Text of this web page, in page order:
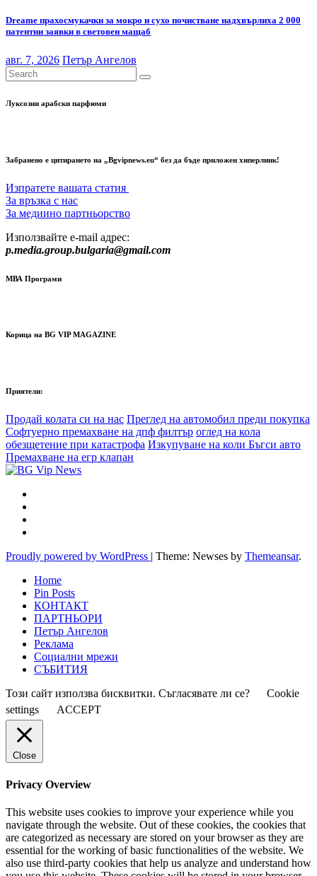
Dreame прахосмукачки за мокро и сухо почистване надхвърлиха 2 000
патентни заявки в световен мащаб
авг. 7, 2026 Петър Ангелов
Луксозни арабски парфюми
Забранено е цитирането на „Bgvipnews.eu“ без да бъде приложен хиперлинк!
Изпратете вашата статия
За връзка с нас
За медиино партньорство
Използвайте e-mail адрес:
p.media.group.bulgaria@gmail.com
МВА Програми
Корица на BG VIP MAGAZINE
Приятели:
Продай колата си на нас Преглед на автомобил преди покупка
Софтуерно премахване на дпф филтър оглед на кола
обезщетение при катастрофа Изкупуване на коли Бъгси авто
Премахване на егр клапан
Proudly powered by WordPress | Theme: Newses by Themeansar.
Home
Pin Posts
КОНТАКТ
ПАРТНЬОРИ
Петър Ангелов
Реклама
Социални мрежи
СЪБИТИЯ
Този сайт използва бисквитки. Съгласявате ли се?
Cookie
settings
ACCEPT
Close
Privacy Overview
This website uses cookies to improve your experience while you
navigate through the website. Out of these cookies, the cookies that
are categorized as necessary are stored on your browser as they are
essential for the working of basic functionalities of the website. We
also use third-party cookies that help us analyze and understand how